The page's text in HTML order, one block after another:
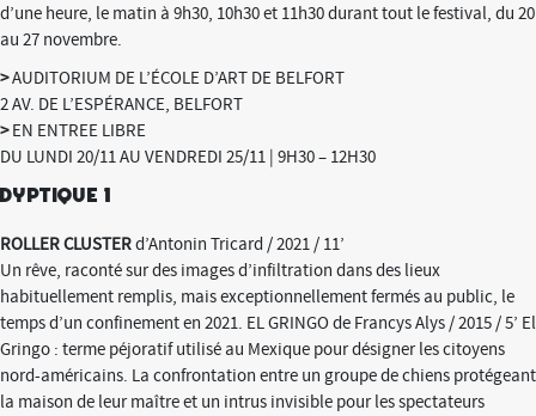
d’une heure, le matin à 9h30, 10h30 et 11h30 durant tout le festival, du 20
au 27 novembre.
>AUDITORIUM DE L’ÉCOLE D’ART DE BELFORT
2 AV. DE L’ESPÉRANCE, BELFORT
>EN ENTREE LIBRE
DU LUNDI 20/11 AU VENDREDI 25/11 | 9H30 – 12H30
Dyptique 1
ROLLER CLUSTERd’Antonin Tricard / 2021 / 11’
Un rêve, raconté sur des images d’infiltration dans des lieux
habituellement remplis, mais exceptionnellement fermés au public, le
temps d’un confinement en 2021. EL GRINGO de Francys Alys / 2015 / 5’ El
Gringo : terme péjoratif utilisé au Mexique pour désigner les citoyens
nord-américains. La confrontation entre un groupe de chiens protégeant
la maison de leur maître et un intrus invisible pour les spectateurs